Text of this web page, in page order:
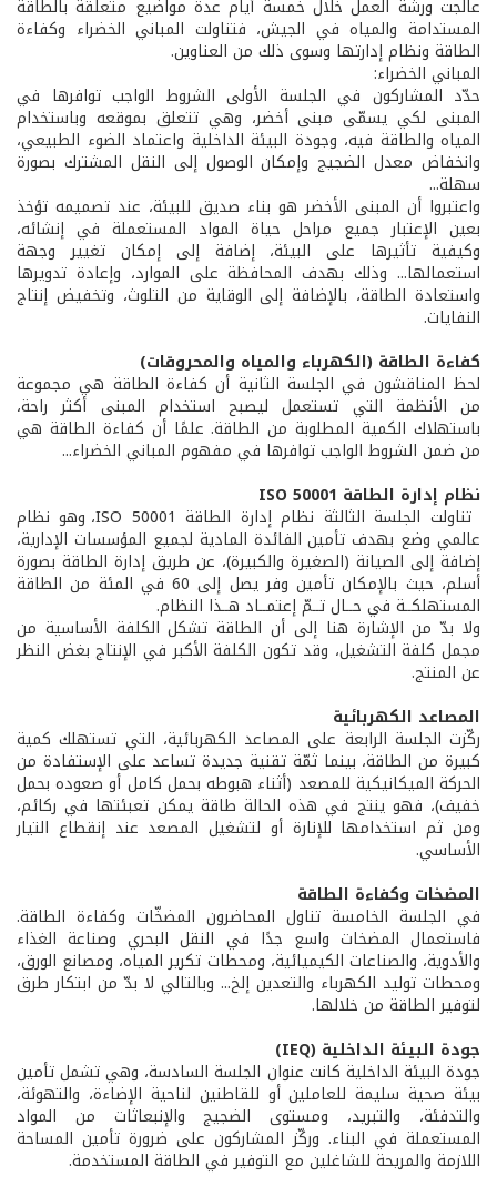
عالجت ورشة العمل خلال خمسة أيام عدة مواضيع متعلقة بالطاقة
المستدامة والمياه في الجيش، فتناولت المباني الخضراء وكفاءة
الطاقة ونظام إدارتها وسوى ذلك من العناوين.
المباني الخضراء:
حدّد المشاركون في الجلسة الأولى الشروط الواجب توافرها في
المبنى لكي يسمّى مبنى أخضر، وهي تتعلق بموقعه وباستخدام
المياه والطاقة فيه، وجودة البيئة الداخلية واعتماد الضوء الطبيعي،
وانخفاض معدل الضجيج وإمكان الوصول إلى النقل المشترك بصورة
سهلة...
واعتبروا أن المبنى الأخضر هو بناء صديق للبيئة، عند تصميمه تؤخذ
بعين الإعتبار جميع مراحل حياة المواد المستعملة في إنشائه،
وكيفية تأثيرها على البيئة، إضافة إلى إمكان تغيير وجهة
استعمالها... وذلك بهدف المحافظة على الموارد، وإعادة تدويرها
واستعادة الطاقة، بالإضافة إلى الوقاية من التلوث، وتخفيض إنتاج
النفايات.
كفاءة الطاقة (الكهرباء والمياه والمحروقات)
لحظ المناقشون في الجلسة الثانية أن كفاءة الطاقة هي مجموعة
من الأنظمة التي تستعمل ليصبح استخدام المبنى أكثر راحة،
باستهلاك الكمية المطلوبة من الطاقة. علمًا أن كفاءة الطاقة هي
من ضمن الشروط الواجب توافرها في مفهوم المباني الخضراء...
نظام إدارة الطاقة ISO 50001
تناولت الجلسة الثالثة نظام إدارة الطاقة ISO 50001، وهو نظام
عالمي وضع بهدف تأمين الفائدة المادية لجميع المؤسسات الإدارية،
إضافة إلى الصيانة (الصغيرة والكبيرة)، عن طريق إدارة الطاقة بصورة
أسلم، حيث بالإمكان تأمين وفر يصل إلى 60 في المئة من الطاقة
المستهلكــة في حــال تــمّ إعتمــاد هــذا النظام.
ولا بدّ من الإشارة هنا إلى أن الطاقة تشكل الكلفة الأساسية من
مجمل كلفة التشغيل، وقد تكون الكلفة الأكبر في الإنتاج بغض النظر
عن المنتج.
المصاعد الكهربائية
ركّزت الجلسة الرابعة على المصاعد الكهربائية، التي تستهلك كمية
كبيرة من الطاقة، بينما ثمّة تقنية جديدة تساعد على الإستفادة من
الحركة الميكانيكية للمصعد (أثناء هبوطه بحمل كامل أو صعوده بحمل
خفيف)، فهو ينتج في هذه الحالة طاقة يمكن تعبئتها في ركائم،
ومن ثم استخدامها للإنارة أو لتشغيل المصعد عند إنقطاع التيار
الأساسي.
المضخات وكفاءة الطاقة
في الجلسة الخامسة تناول المحاضرون المضخّات وكفاءة الطاقة.
فاستعمال المضخات واسع جدًا في النقل البحري وصناعة الغذاء
والأدوية، والصناعات الكيميائية، ومحطات تكرير المياه، ومصانع الورق،
ومحطات توليد الكهرباء والتعدين إلخ... وبالتالي لا بدّ من ابتكار طرق
لتوفير الطاقة من خلالها.
جودة البيئة الداخلية (IEQ)
جودة البيئة الداخلية كانت عنوان الجلسة السادسة، وهي تشمل تأمين
بيئة صحية سليمة للعاملين أو للقاطنين لناحية الإضاءة، والتهوئة،
والتدفئة، والتبريد، ومستوى الضجيج والإنبعاثات من المواد
المستعملة في البناء. وركّز المشاركون على ضرورة تأمين المساحة
اللازمة والمريحة للشاغلين مع التوفير في الطاقة المستخدمة.